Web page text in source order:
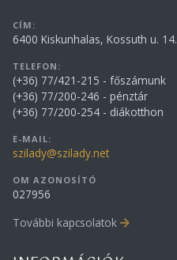
CÍM:
6400 Kiskunhalas, Kossuth u. 14.
TELEFON:
(+36) 77/421-215 - főszámunk
(+36) 77/200-246 - pénztár
(+36) 77/200-254 - diákotthon
E-MAIL:
szilady@szilady.net
OM AZONOSÍTÓ
027956
További kapcsolatok